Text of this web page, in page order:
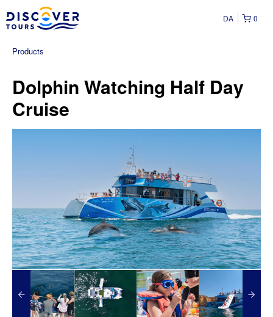
0
DA
Products
Dolphin Watching Half Day
Cruise